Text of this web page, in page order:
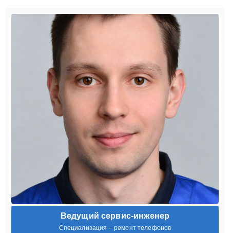
Ведущий сервис-инженер
Специализация – ремонт телефонов